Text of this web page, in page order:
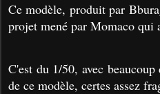
Ce modèle, produit par
projet mené par Momaco qui
C'est du 1/50, avec
de ce modèle, certes assez